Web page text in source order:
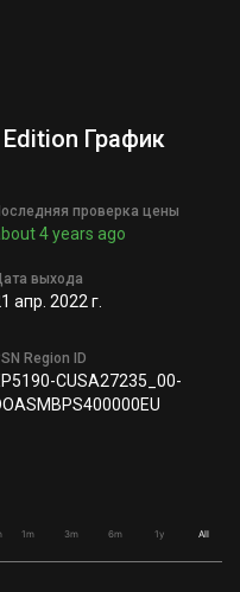
График
проверка цены
4 years ago
выхода
апр. 2022 г.
Region ID
CUSA27235_00-
1m 3m 6m 1y All